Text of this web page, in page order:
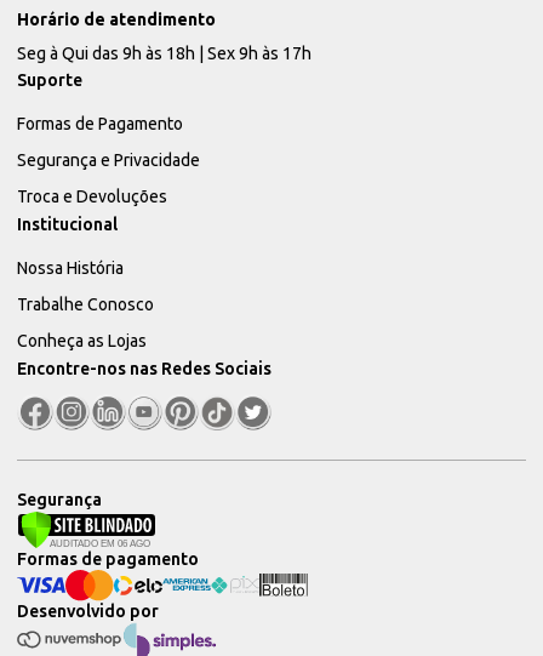
Horário de atendimento
Seg à Qui das 9h às 18h | Sex 9h às 17h
Suporte
Formas de Pagamento
Segurança e Privacidade
Troca e Devoluções
Institucional
Nossa História
Trabalhe Conosco
Conheça as Lojas
Encontre-nos nas Redes Sociais
Segurança
Desenvolvido por
Formas de pagamento